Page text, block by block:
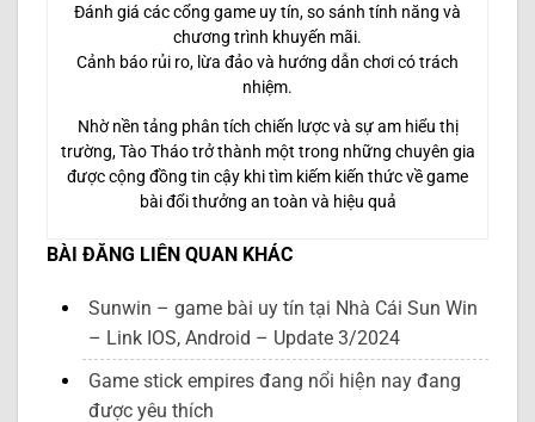
Đánh giá các cổng game uy tín, so sánh tính năng và
chương trình khuyến mãi.
Cảnh báo rủi ro, lừa đảo và hướng dẫn chơi có trách
nhiệm.
Nhờ nền tảng phân tích chiến lược và sự am hiểu thị
trường, Tào Tháo trở thành một trong những chuyên gia
được cộng đồng tin cậy khi tìm kiếm kiến thức về game
bài đổi thưởng an toàn và hiệu quả
BÀI ĐĂNG LIÊN QUAN KHÁC
Sunwin – game bài uy tín tại Nhà Cái Sun Win
– Link IOS, Android – Update 3/2024
Game stick empires đang nổi hiện nay đang
được yêu thích